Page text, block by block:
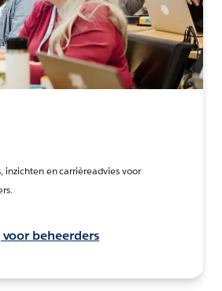
inzichten en carrièreadvies voor
beheerders